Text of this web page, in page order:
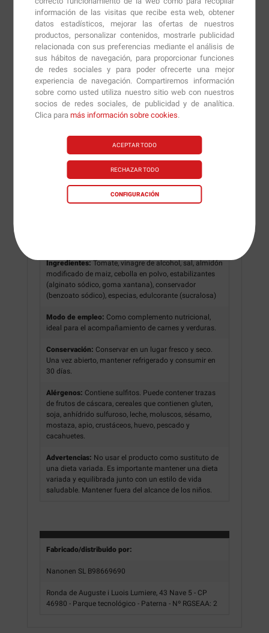
información de las visitas que recibe esta web, obtener
datos estadísticos, mejorar las ofertas de nuestros
productos, personalizar contenidos, mostrarle publicidad
relacionada con sus preferencias mediante el análisis de
sus hábitos de navegación, para proporcionar funciones
de redes sociales y para poder ofrecerte una mejor
experiencia de navegación. Compartiremos información
sobre como usted utiliza nuestro sitio web con nuestros
socios de redes sociales, de publicidad y de analítica.
Clica paramás información sobre cookies.
ACEPTAR TODO
RECHAZAR TODO
CONFIGURACIÓN
Ketchup - 290 gr
Dosis
10 gramos
Dosis diaria
10 gramos
Servicios por envase
29 (aprox.)
Por dosis Por 100gr
de las cuales grasas
Hidratos de Carbono
de los cuales azúcares
Ingredientes:Tomate, vinagre de alcohol, sal, almidón
modificado de maiz, cebolla en polvo, estabilizantes
(alginato sódico, goma xantana), conservador
(benzoato sódico), especias, edulcorante (sucralosa)
Modo de empleo: Como complemento nutricional,
ideal para el acompañamiento de carnes y verduras.
Conservación: Conservar en un lugar fresco y seco.
Una vez abierto, mantener refrigerado y consumir en
30 días.
Alérgenos: Contiene sulfitos. Puede contener trazas
de frutos de cáscara, cereales que contienen gluten,
soja, anhídrido sulfuroso, leche, moluscos, sésamo,
mostaza, apio, crustáceos, huevo, pescado y
cacahuetes.
Advertencias: No usar el producto como sustituto de
una dieta variada. Es importante mantener una dieta
variada y equilibrada junto con un estilo de vida
saludable. Mantener fuera del alcance de los niños.
Fabricado/distribuido por:
Nanonen SL B98669690
Ronda de Auguste i Luois Lumiere, 43 Nave 5 - CP
46980 - Parque tecnológico - Paterna - Nº RGSEAA: 2